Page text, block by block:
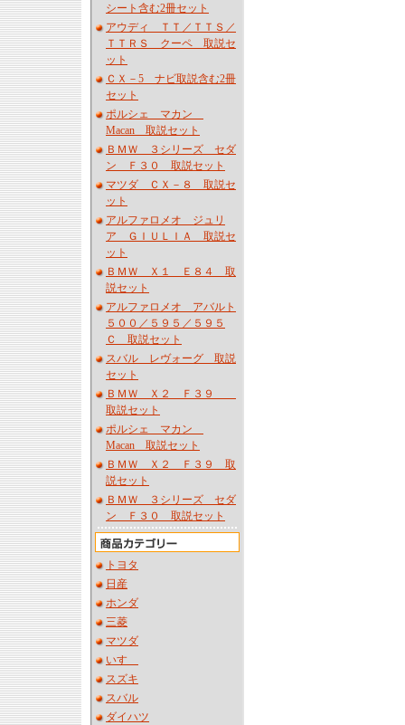
シート含む2冊セット
アウディ ＴＴ／ＴＴＳ／
ＴＴＲＳ クーペ 取説セ
ット
ＣＸ－5 ナビ取説含む2冊
セット
ポルシェ マカン
Macan 取説セット
ＢＭＷ ３シリーズ セダ
ン Ｆ３０ 取説セット
マツダ ＣＸ－８ 取説セ
ット
アルファロメオ ジュリ
ア ＧＩＵＬＩＡ 取説セ
ット
ＢＭＷ Ｘ１ Ｅ８４ 取
説セット
アルファロメオ アバルト
５００／５９５／５９５
Ｃ 取説セット
スバル レヴォーグ 取説
セット
ＢＭＷ Ｘ２ Ｆ３９
取説セット
ポルシェ マカン
Macan 取説セット
ＢＭＷ Ｘ２ Ｆ３９ 取
説セット
ＢＭＷ ３シリーズ セダ
ン Ｆ３０ 取説セット
トヨタ
日産
ホンダ
三菱
マツダ
いすゞ
スズキ
スバル
ダイハツ